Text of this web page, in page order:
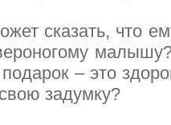
сказать, что
– это
задумку?